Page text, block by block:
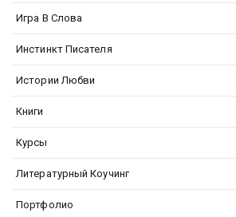
Игра В Слова
Инстинкт Писателя
Истории Любви
Книги
Курсы
Литературный Коучинг
Портфолио